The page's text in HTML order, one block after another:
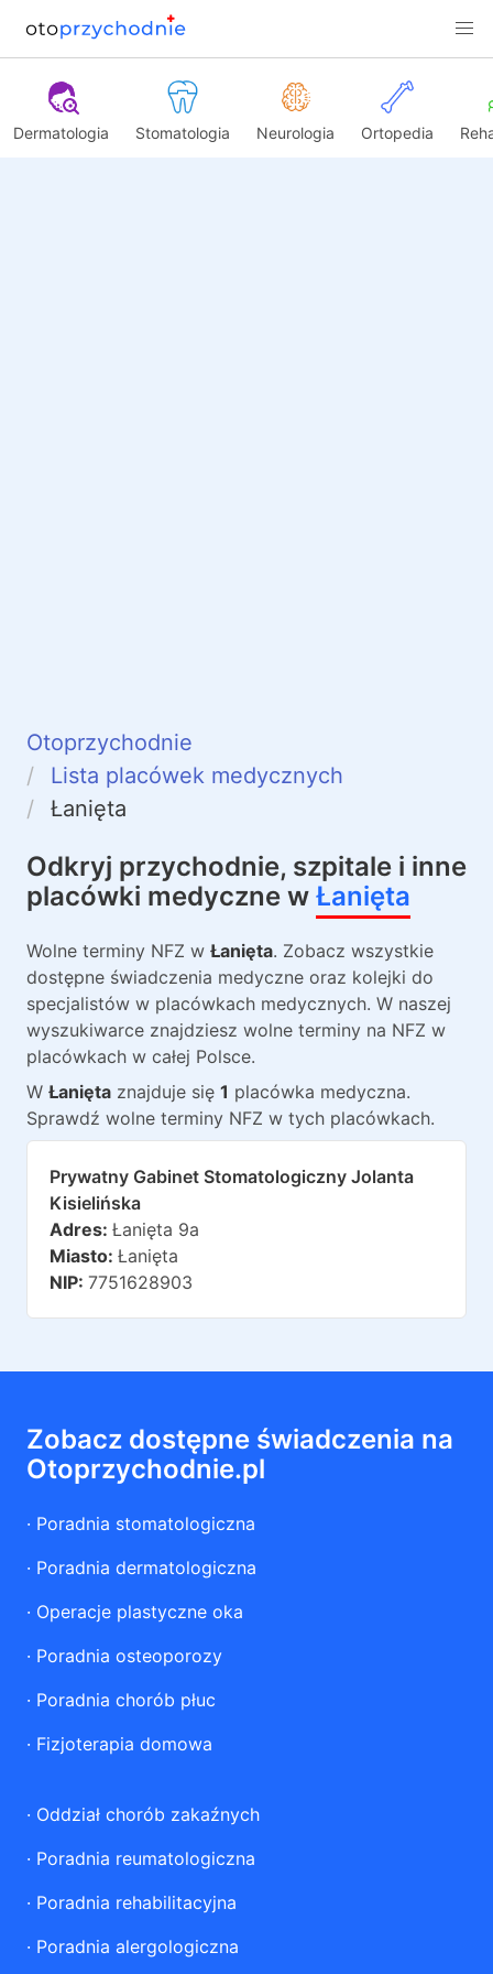
Dermatologia Stomatologia Neurologia Ortopedia
Otoprzychodnie
Lista placówek medycznych
Łanięta
Odkryj przychodnie, szpitale i inne
placówki medyczne w Łanięta
Wolne terminy NFZ w Łanięta. Zobacz wszystkie
dostępne świadczenia medyczne oraz kolejki do
specjalistów w placówkach medycznych. W naszej
wyszukiwarce znajdziesz wolne terminy na NFZ w
placówkach w całej Polsce.
W Łanięta znajduje się 1 placówka medyczna.
Sprawdź wolne terminy NFZ w tych placówkach.
Prywatny Gabinet Stomatologiczny Jolanta
Kisielińska
Adres: Łanięta 9a
Miasto: Łanięta
NIP: 7751628903
Zobacz dostępne świadczenia na
Otoprzychodnie.pl
· Poradnia stomatologiczna
· Poradnia dermatologiczna
· Operacje plastyczne oka
· Poradnia osteoporozy
· Poradnia chorób płuc
· Fizjoterapia domowa
· Oddział chorób zakaźnych
· Poradnia reumatologiczna
· Poradnia rehabilitacyjna
· Poradnia alergologiczna